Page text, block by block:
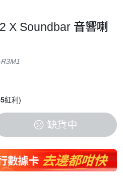
X Soundbar 音響喇
紅利)
缺貨中